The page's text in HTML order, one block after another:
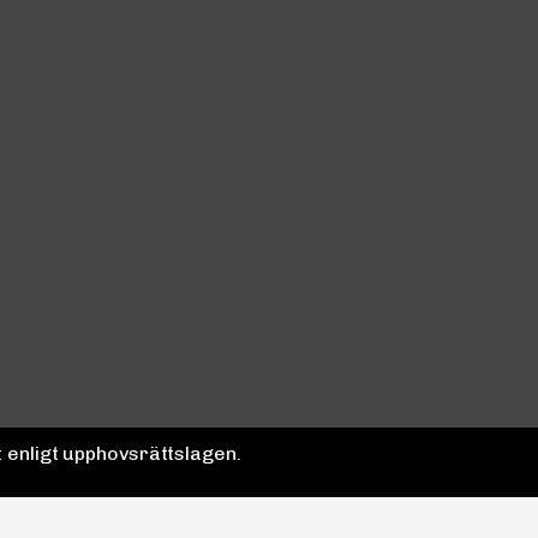
enligt upphovsrättslagen.